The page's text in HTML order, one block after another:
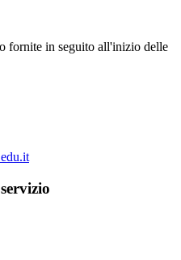
fornite in seguito all'inizio delle